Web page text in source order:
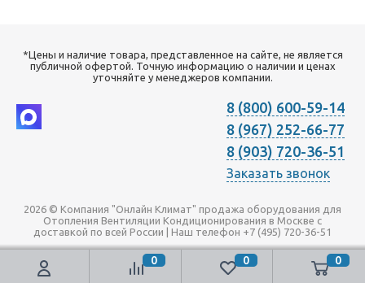
*Цены и наличие товара, представленное на сайте, не является
публичной офертой. Точную информацию о наличии и ценах
уточняйте у менеджеров компании.
8 (800) 600-59-14
8 (967) 252-66-77
8 (903) 720-36-51
Заказать звонок
2026 © Компания "Онлайн Климат" продажа оборудования для
Отопления Вентиляции Кондиционирования в Москве с
доставкой по всей России | Наш телефон +7 (495) 720-36-51
0 0 0